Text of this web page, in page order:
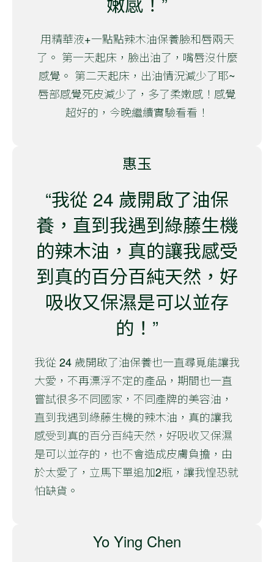
用精華液+一點點辣木油保養臉和唇兩天
了。 第一天起床，臉出油了，嘴唇沒什麼
感覺。 第二天起床，出油情況減少了耶~
唇部感覺死皮減少了，多了柔嫩感！感覺
超好的，今晚繼續實驗看看！
惠玉
“我從 24 歲開啟了油保
養，直到我遇到綠藤生機
的辣木油，真的讓我感受
到真的百分百純天然，好
吸收又保濕是可以並存
的！”
我從 24 歲開啟了油保養也一直尋覓能讓我
大愛，不再漂浮不定的產品，期間也一直
嘗試很多不同國家，不同產牌的美容油，
直到我遇到綠藤生機的辣木油，真的讓我
感受到真的百分百純天然，好吸收又保濕
是可以並存的，也不會造成皮膚負擔，由
於太愛了，立馬下單追加2瓶，讓我惶恐就
怕缺貨。
Yo Ying Chen